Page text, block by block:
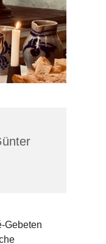
Gebeten